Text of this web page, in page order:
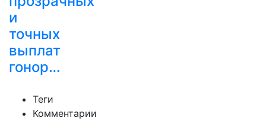
и
точных
выплат
гонор…
Теги
Комментарии